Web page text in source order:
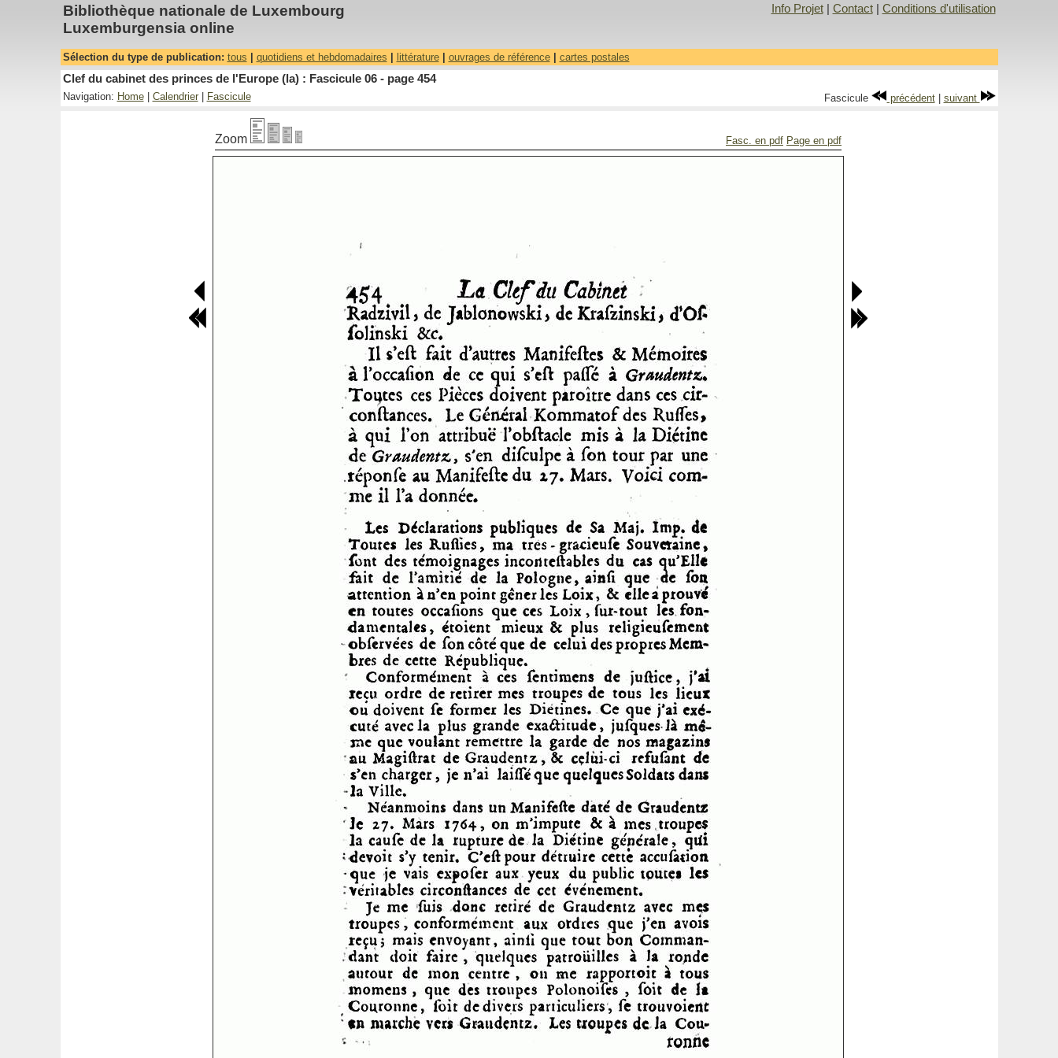
Bibliothèque nationale de Luxembourg
Luxemburgensia online
Info Projet| Contact| Conditions d'utilisation
Sélection du type de publication: tous quotidiens et hebdomadaires littérature| ouvrages de référence| cartes postales
Clef du cabinet des princes de l'Europe (la) : Fascicule 06 - page 454
Navigation: Home| Calendrier| Fascicule Fascicule précédent| suivant
Zoom Fasc. en pdf Page en pdf